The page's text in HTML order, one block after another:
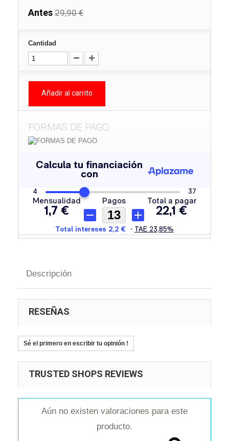
Antes 29,90 €
Cantidad
Añadir al carrito
FORMAS DE PAGO
Descripción
RESEÑAS
Sé el primero en escribir tu opinión !
TRUSTED SHOPS REVIEWS
Aún no existen valoraciones para este
producto.